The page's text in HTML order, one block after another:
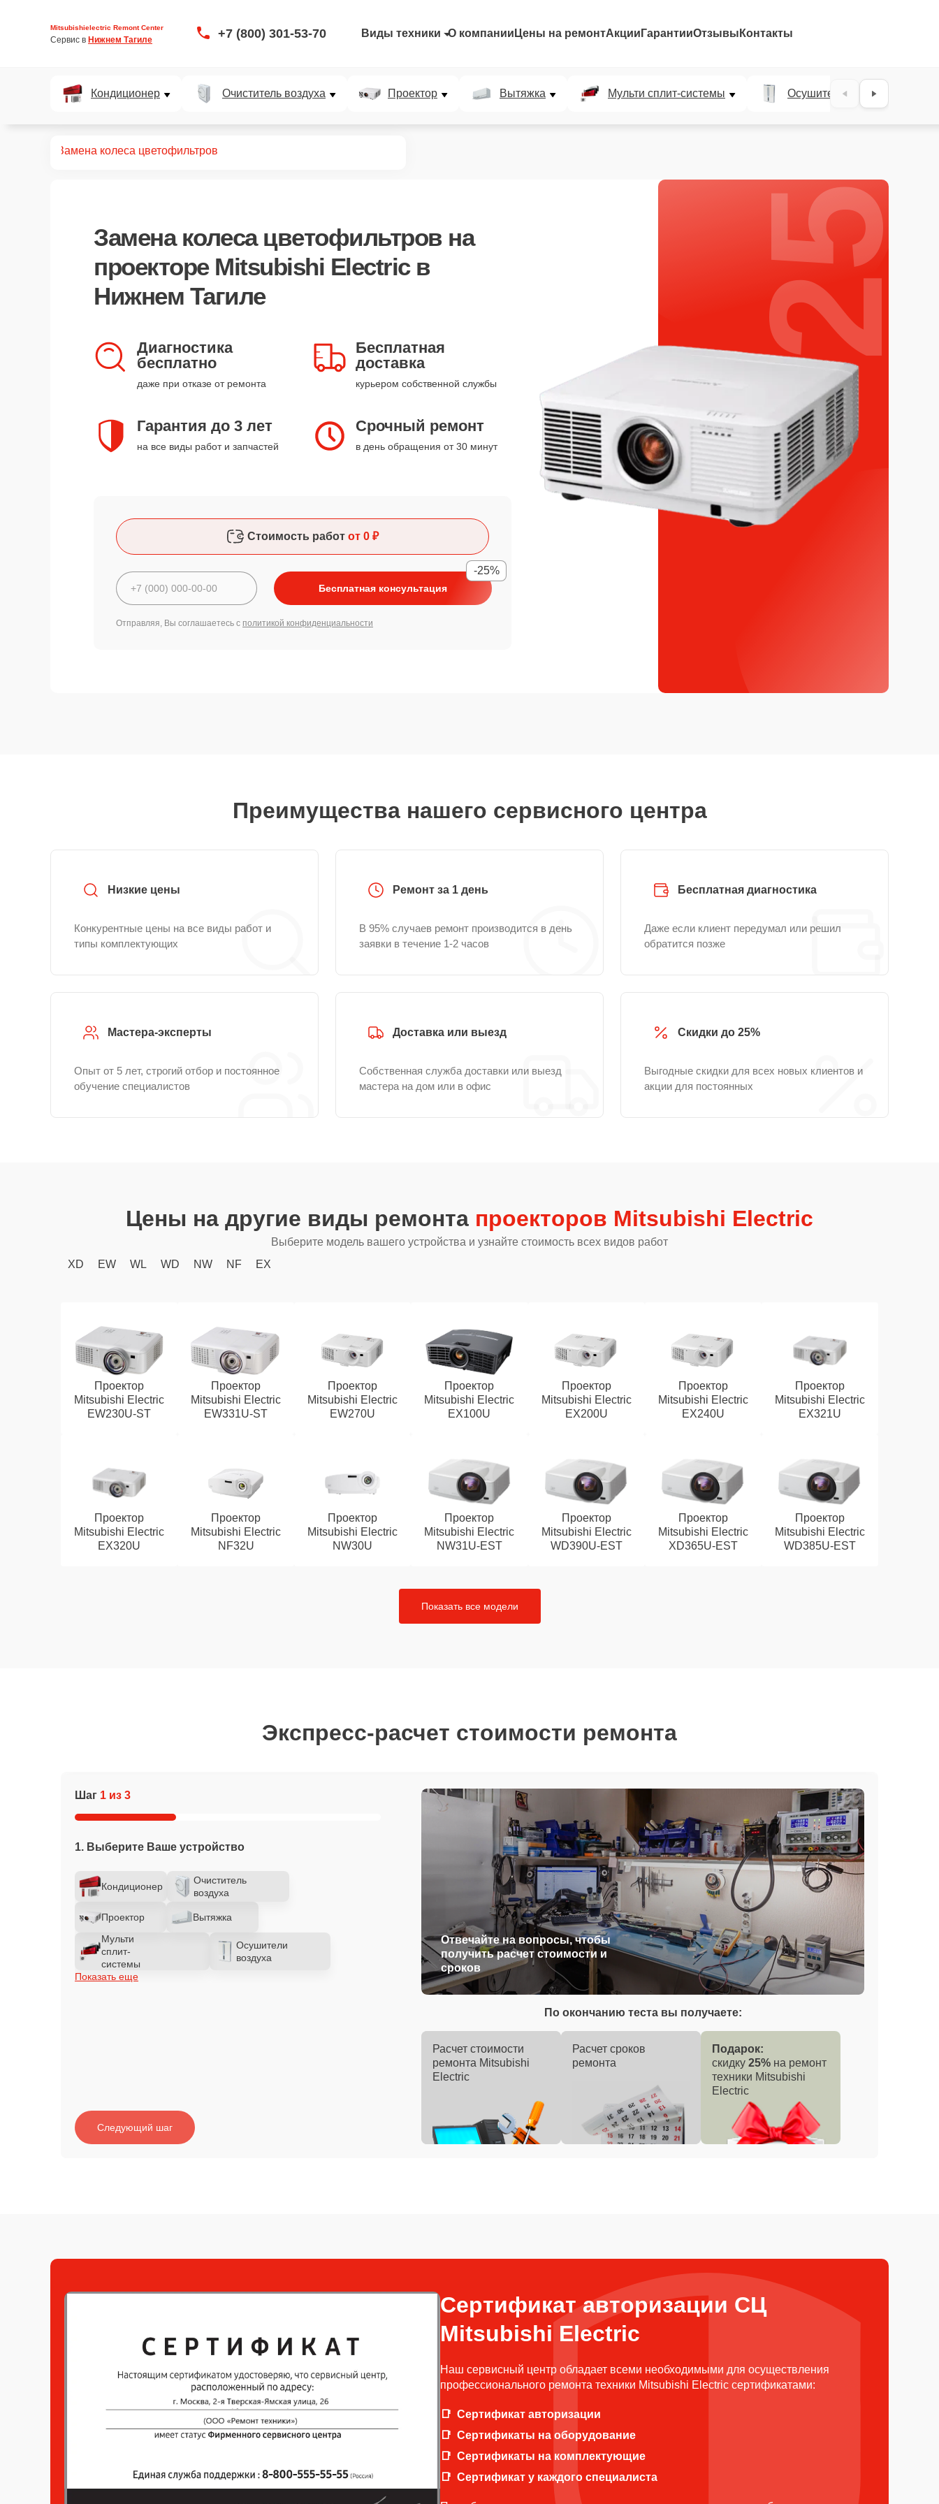
Mitsubishielectric Remont Center
Сервис в Нижнем Тагиле +7 (800) 301-53-70 Виды техники О компании Цены на ремонтАкции ГарантииОтзывы Контакты
Кондиционер Очиститель воздуха Проектор Вытяжка Мульти сплит-системы Осушители воздуха
Замена колеса цветофильтров
Замена колеса цветофильтровна
проекторе Mitsubishi Electric в
Нижнем Тагиле
Диагностика
бесплатно
даже при отказе от ремонта
Бесплатная
доставка
курьером собственной службы
Гарантия до 3 лет
на все виды работ и запчастей
Срочный ремонт
в день обращения от 30 минут
Стоимость работ от 0 ₽
Бесплатная консультация
-25%
Отправляя, Вы соглашаетесь с политикой конфиденциальности
25%
Преимущества нашего сервисного центра
Низкие цены
Конкурентные цены на все виды работ и
типы комплектующих
Ремонт за 1 день
В 95% случаев ремонт производится в день
заявки в течение 1-2 часов
Бесплатная диагностика
Даже если клиент передумал или решил
обратится позже
Мастера-эксперты
Опыт от 5 лет, строгий отбор и постоянное
обучение специалистов
Доставка или выезд
Собственная служба доставки или выезд
мастера на дом или в офис
Скидки до 25%
Выгодные скидки для всех новых клиентов и
акции для постоянных
Цены на другие виды ремонта проекторов Mitsubishi Electric
Выберите модель вашего устройства и узнайте стоимость всех видов работ
XD
EW WL WD NW NF EX
Проектор
Mitsubishi Electric
EW230U-ST
Проектор
Mitsubishi Electric
EW331U-ST
Проектор
Mitsubishi Electric
EW270U
Проектор
Mitsubishi Electric
EX100U
Проектор
Mitsubishi Electric
EX200U
Проектор
Mitsubishi Electric
EX240U
Проектор
Mitsubishi Electric
EX321U
Проектор
Mitsubishi Electric
EX320U
Проектор
Mitsubishi Electric
NF32U
Проектор
Mitsubishi Electric
NW30U
Проектор
Mitsubishi Electric
NW31U-EST
Проектор
Mitsubishi Electric
WD390U-EST
Проектор
Mitsubishi Electric
XD365U-EST
Проектор
Mitsubishi Electric
WD385U-EST
Показать все модели
Экспресс-расчет стоимости ремонта
Шаг 1 из 3
1. Выберите Ваше устройство
Кондиционер
Очиститель
воздуха
Проектор
Вытяжка
Мульти
сплит-
системы
Осушители
воздуха
Показать еще
Отвечайте на вопросы, чтобы
получить расчет стоимости и
сроков
Следующий шаг
По окончанию теста вы получаете:
Расчет стоимости
ремонта Mitsubishi
Electric
Расчет сроков
ремонта
Подарок:
скидку 25% на ремонт
техники Mitsubishi
Electric
Сертификат авторизации СЦ
Mitsubishi Electric
Наш сервисный центр обладает всеми необходимыми для осуществления
профессионального ремонта техники Mitsubishi Electric сертификатами:
Сертификат авторизации
Сертификаты на оборудование
Сертификаты на комплектующие
Сертификат у каждого специалиста